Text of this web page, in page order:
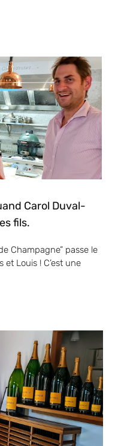
Carol Duval-
fils.
Champagne” passe le
Louis ! C’est une